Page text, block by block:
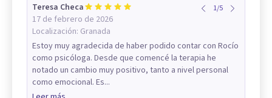
Teresa Checa
17 de febrero de 2026
Localización: Granada
1/5
Estoy muy agradecida de haber podido contar con Rocío
como psicóloga. Desde que comencé la terapia he
notado un cambio muy positivo, tanto a nivel personal
como emocional. Es...